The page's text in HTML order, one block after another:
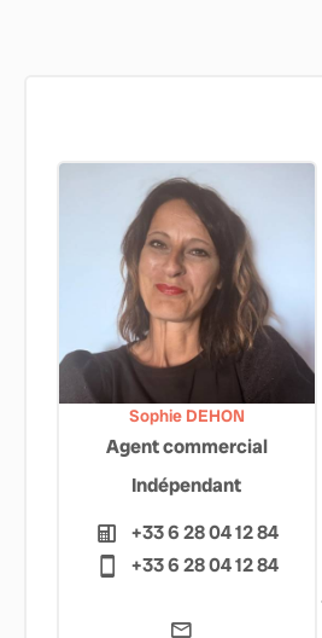
Sophie DEHON
Agent commercial
Indépendant
+33 6 28 04 12 84
+33 6 28 04 12 84